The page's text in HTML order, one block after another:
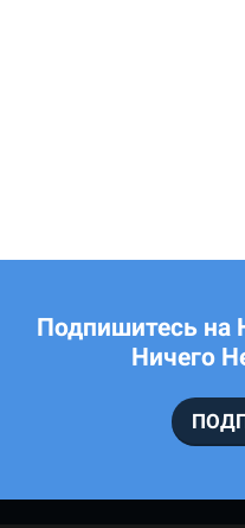
Подпишитесь на
Ничего